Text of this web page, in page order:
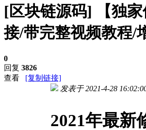
[区块链源码]
【独
接/带完整视频教程/
0
回复 3826
查看
[复制链接]
发表于 2021-4-28
2021年最新